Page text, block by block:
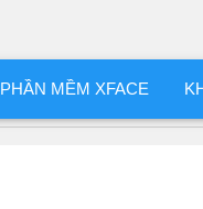
PHẦN MỀM XFACE